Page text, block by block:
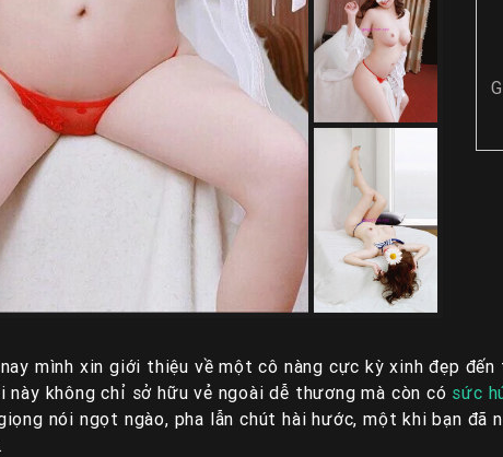
mình xin giới thiệu về một cô nàng cực kỳ xinh đẹp
này không chỉ sở hữu vẻ ngoài dễ thương mà còn có sức
nói ngọt ngào, pha lẫn chút hài hước, một khi bạn đã